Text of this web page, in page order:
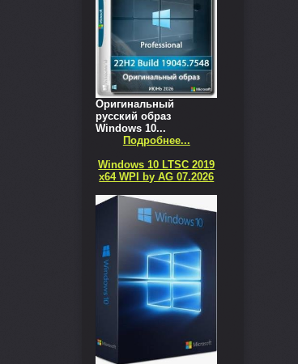
Оригинальный
русский образ
Windows 10...
Подробнее...
Windows 10 LTSC 2019
x64 WPI by AG 07.2026